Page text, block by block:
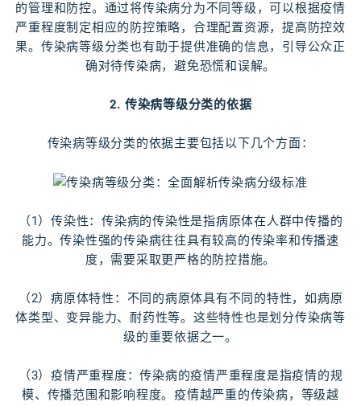
的管理和防控。通过将传染病分为不同等级，可以根据疫情
严重程度制定相应的防控策略，合理配置资源，提高防控效
果。传染病等级分类也有助于提供准确的信息，引导公众正
确对待传染病，避免恐慌和误解。
2. 传染病等级分类的依据
传染病等级分类的依据主要包括以下几个方面：
（1）传染性：传染病的传染性是指病原体在人群中传播的
能力。传染性强的传染病往往具有较高的传染率和传播速
度，需要采取更严格的防控措施。
（2）病原体特性：不同的病原体具有不同的特性，如病原
体类型、变异能力、耐药性等。这些特性也是划分传染病等
级的重要依据之一。
（3）疫情严重程度：传染病的疫情严重程度是指疫情的规
模、传播范围和影响程度。疫情越严重的传染病，等级越